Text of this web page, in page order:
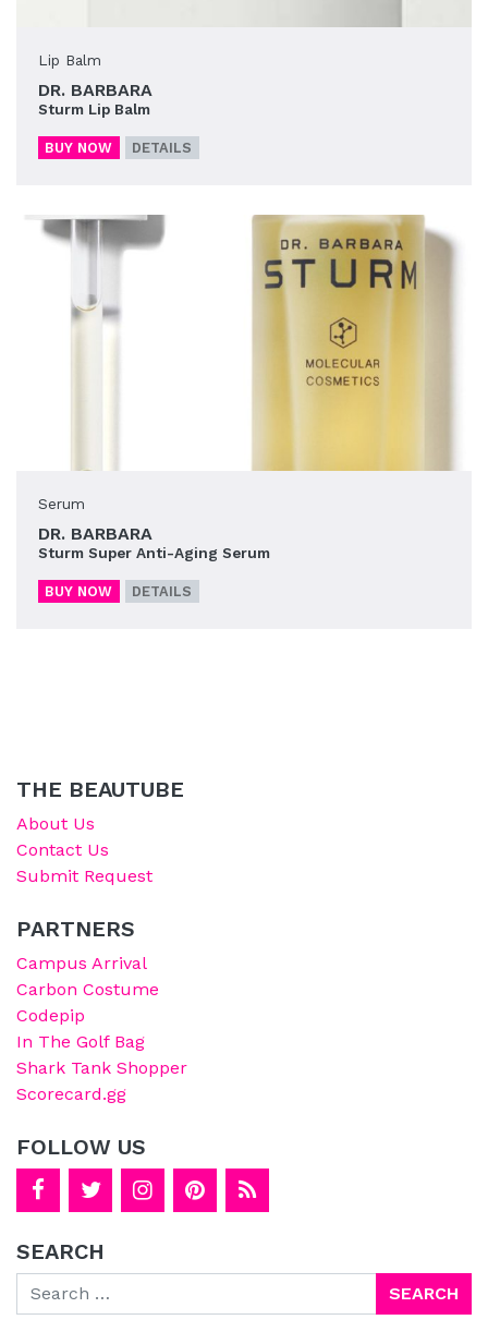
Lip Balm
DR. BARBARA
Sturm Lip Balm
BUY NOW DETAILS
Serum
DR. BARBARA
Sturm Super Anti-Aging Serum
BUY NOW DETAILS
THE BEAUTUBE
About Us
Contact Us
Submit Request
PARTNERS
Campus Arrival
Carbon Costume
Codepip
In The Golf Bag
Shark Tank Shopper
Scorecard.gg
FOLLOW US
SEARCH
Search